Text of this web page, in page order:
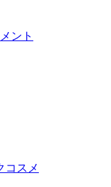
ント
コスメ